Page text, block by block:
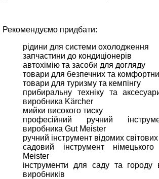
Рекомендуємо придбати:
рідини для системи охолодження
запчастини до кондиціонерів
автохімію та засоби для догляду
товари для безпечних та
товари для туризму та кемпінгу
прибиральну техніку та
виробника Kärcher
мийки високого тиску
професійний ручний
виробника Gut Meister
ручний інструмент відомих
садовий інструмент
Meister
інструменти для саду та городу
виробників